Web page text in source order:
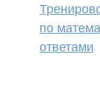
по
ответами